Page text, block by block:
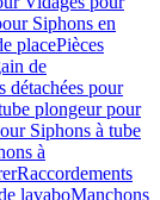
Siphons en
placePièces
de
détachées pour
plongeur pour
Siphons à tube
à
Raccordements
lavaboManchons